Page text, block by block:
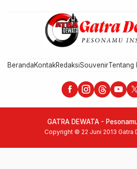
BerandaKontakRedaksiSouvenirTentang
GATRA DEWATA -
Copyright © 22 Juni 2013 Gatra